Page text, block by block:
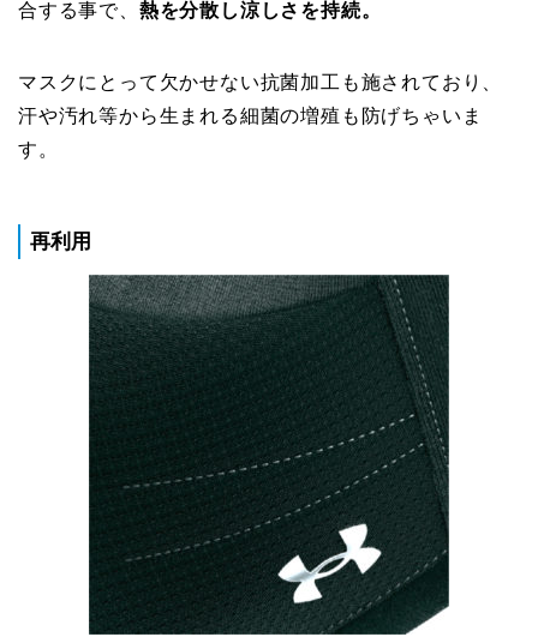
合する事で、 熱を分散し涼しさを持続。
マスクにとって欠かせない抗菌加工も施されており、
汗や汚れ等から生まれる細菌の増殖も防げちゃいま
す。
再利用